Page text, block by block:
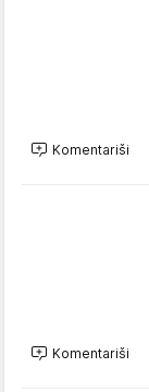
Komentariši
Komentariši